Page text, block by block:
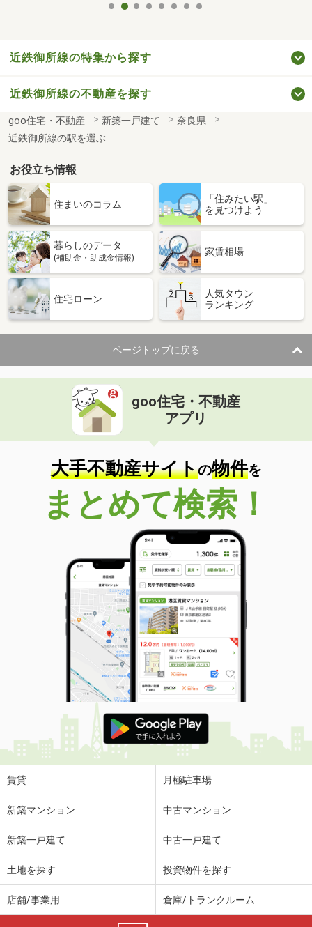
近鉄御所線の特集から探す
近鉄御所線の不動産を探す
goo住宅・不動産 新築一戸建て
奈良県
近鉄御所線の駅を選ぶ
お役立ち情報
住まいのコラム
「住みたい駅」
を見つけよう
暮らしのデータ
(補助金・助成金情報)
家賃相場
住宅ローン
人気タウン
ランキング
ページトップに戻る
goo住宅・不動産
アプリ
大手不動産サイトの物件を
まとめて検索！
賃貸 月極駐車場
新築マンション 中古マンション
新築一戸建て 中古一戸建て
土地を探す 投資物件を探す
店舗/事業用 倉庫/トランクルーム